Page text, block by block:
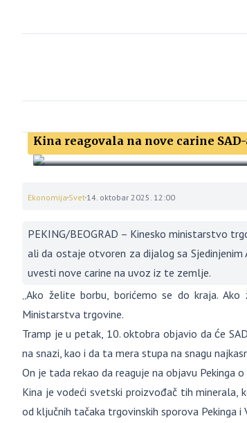
Kina reagovala na nove carine
Ekonomija Svet 14. oktobar 2025. 12:00
PEKING/BEOGRAD – Kinesko ministarstvo
ali da ostaje otvoren za dijalog sa Sjedinjenim
uvesti nove carine na uvoz iz te zemlje.
„Ako želite borbu, borićemo se do kraja.
Ministarstva trgovine.
Tramp je u petak, 10. oktobra objavio da će
na snazi, kao i da ta mera stupa na snagu
On je tada rekao da reaguje na objavu
Kina je vodeći svetski proizvođač tih minerala,
od ključnih tačaka trgovinskih sporova Pekinga i